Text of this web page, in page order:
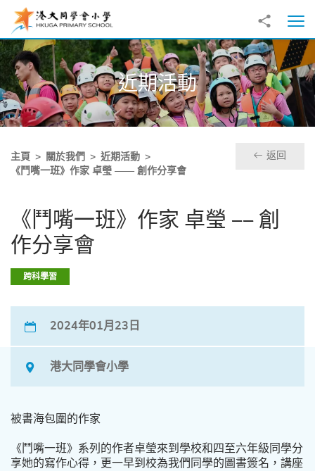
跳至主內容
分享到
打
近期活動
主頁 關於我們
近期活動
《鬥嘴一班》作家 卓瑩 —— 創作分享會
返回
《鬥嘴一班》作家 卓瑩 —— 創
作分享會
跨科學習
2024年01月23日
港大同學會小學
被書海包圍的作家
《鬥嘴一班》系列的作者卓瑩來到學校和四至六年級同學分
享她的寫作心得，更一早到校為我們同學的圖書簽名，講座